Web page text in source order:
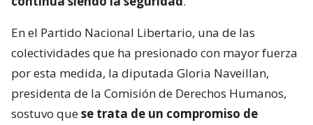
En el Partido Nacional Libertario, una de las
colectividades que ha presionado con mayor fuerza
por esta medida, la diputada Gloria Naveillan,
presidenta de la Comisión de Derechos Humanos,
sostuvo quese trata de un compromiso de